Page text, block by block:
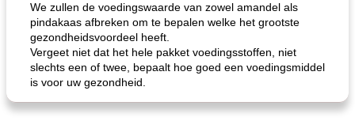
We zullen de voedingswaarde van zowel amandel als
pindakaas afbreken om te bepalen welke het grootste
gezondheidsvoordeel heeft.
Vergeet niet dat het hele pakket voedingsstoffen, niet
slechts een of twee, bepaalt hoe goed een voedingsmiddel
is voor uw gezondheid.